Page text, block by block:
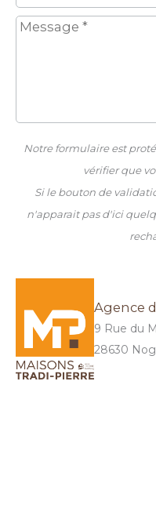
Notre formulaire est
vérifier que
Si le bouton de
n'apparait pas d'ici
Agence
9 Rue du
28630